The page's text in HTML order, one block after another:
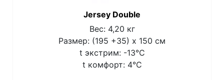
Jersey Double
Вес: 4,20 кг
Размер: (195 +35) х 150 см
t экстрим: -13°C
t комфорт: 4°C